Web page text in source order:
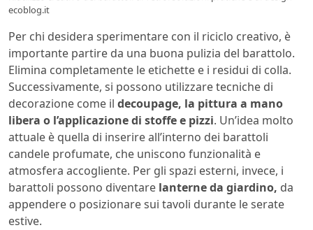
ecoblog.it
Per chi desidera sperimentare con il riciclo creativo, è
importante partire da una buona pulizia del barattolo.
Elimina completamente le etichette e i residui di colla.
Successivamente, si possono utilizzare tecniche di
decorazione come il decoupage, la pittura a mano
libera o l’applicazione di stoffe e pizzi. Un’idea molto
attuale è quella di inserire all’interno dei barattoli
candele profumate, che uniscono funzionalità e
atmosfera accogliente. Per gli spazi esterni, invece, i
barattoli possono diventare lanterne da giardino, da
appendere o posizionare sui tavoli durante le serate
estive.